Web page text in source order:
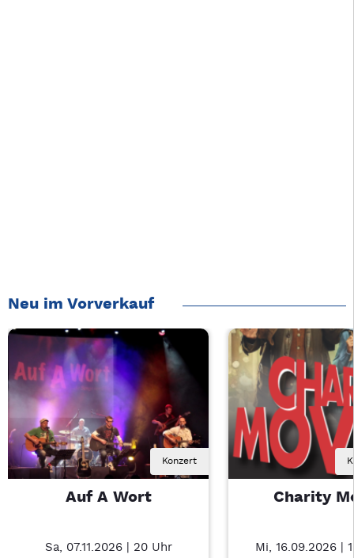
Neu im Vorverkauf
Konzert
Auf A Wort
Sa, 07.11.2026 | 20 Uhr
Charity
Mi, 16.09.2026 |